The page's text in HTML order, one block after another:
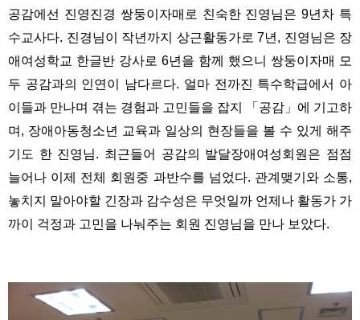
공감에선 진영진경 쌍둥이자매로 친숙한 진영님은 9년차 특
수교사다. 진경님이 작년까지 상근활동가로 7년, 진영님은 장
애여성학교 한글반 강사로 6년을 함께 했으니 쌍둥이자매 모
두 공감과의 인연이 남다르다. 얼마 전까진 특수학급에서 아
이들과 만나며 겪는 경험과 고민들을 잡지 「공감」에 기고하
며, 장애아동청소년 교육과 일상의 현장들을 볼 수 있게 해주
기도 한 진영님. 최근들어 공감의 발달장애여성회원은 점점
늘어나 이제 전체 회원중 과반수를 넘었다. 관계맺기와 소통,
놓치지 말아야할 긴장과 감수성은 무엇일까 언제나 활동가 가
까이 걱정과 고민을 나눠주는 회원 진영님을 만나 보았다.